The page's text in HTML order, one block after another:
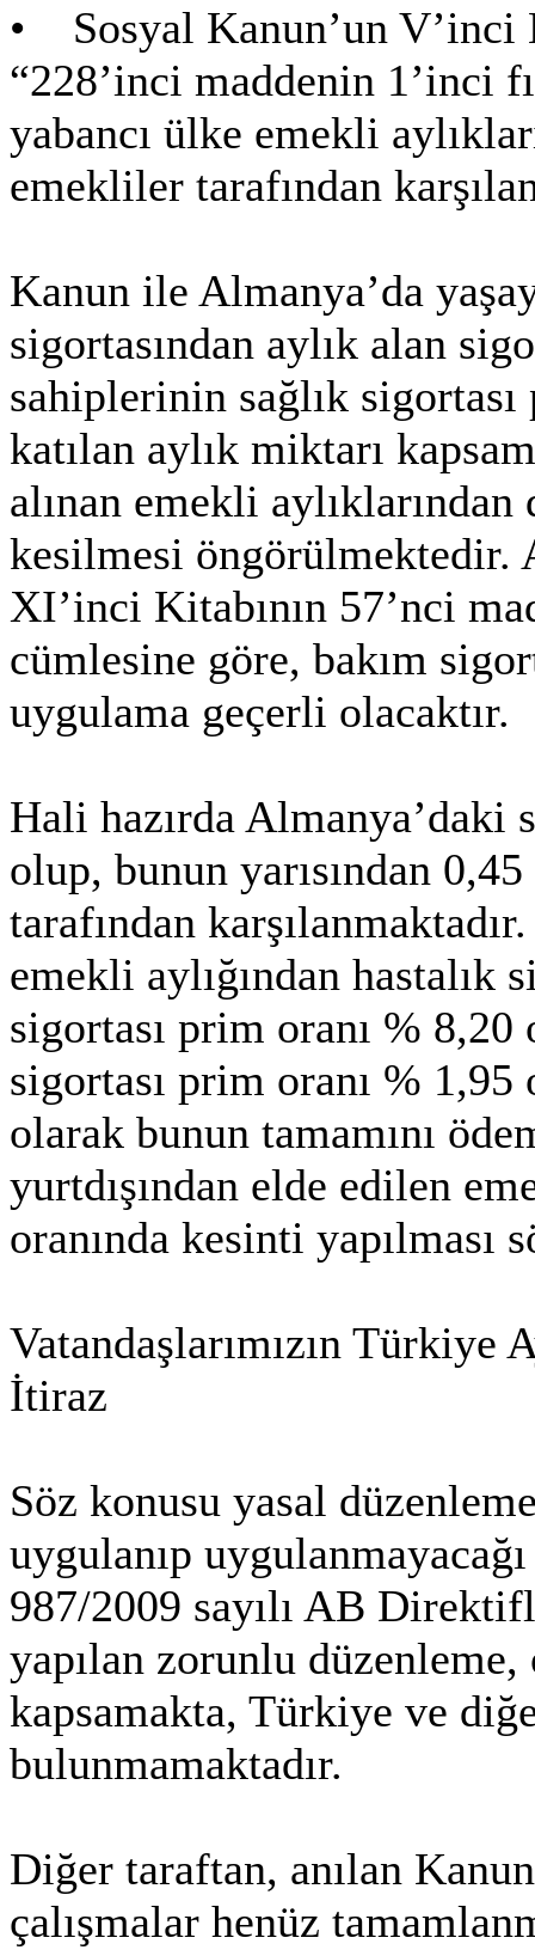
• Sosyal Kanun’un V’inci
“228’inci maddenin 1’inci
yabancı ülke emekli
emekliler tarafından
Kanun ile Almanya’da
sigortasından aylık alan
sahiplerinin sağlık
katılan aylık miktarı
alınan emekli
kesilmesi öngörülmektedir.
XI’inci Kitabının 57’nci
cümlesine göre, bakım
uygulama geçerli olacaktır.
Hali hazırda Almanya’daki
olup, bunun yarısından
tarafından
emekli aylığından hastalık
sigortası prim oranı %
sigortası prim oranı %
olarak bunun tamamını
yurtdışından elde edilen
oranında kesinti yapılması
Vatandaşlarımızın Türkiye
İtiraz
Söz konusu yasal
uygulanıp
987/2009 sayılı AB
yapılan zorunlu
kapsamakta, Türkiye ve
bulunmamaktadır.
Diğer taraftan, anılan
çalışmalar henüz